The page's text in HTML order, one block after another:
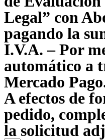
Legal” con
pagando la
I.V.A. – Por
automático a
Mercado
A efectos de
pedido,
la solicitud